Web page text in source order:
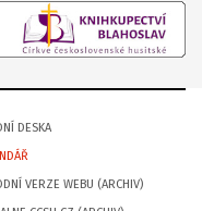
DESKA
VERZE WEBU (ARCHIV)